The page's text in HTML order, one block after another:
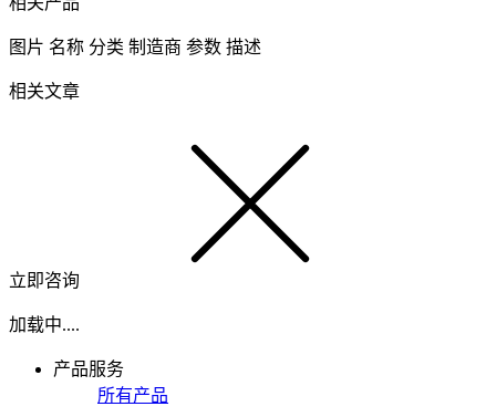
图片 名称 分类 制造商 参数 描述
相关文章
立即咨询
加载中....
产品服务
所有产品